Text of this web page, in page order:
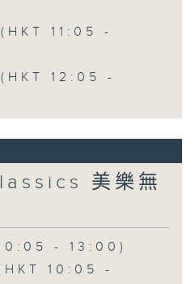
11:05 -
12:05 -
美樂無
- 13:00)
10:05 -